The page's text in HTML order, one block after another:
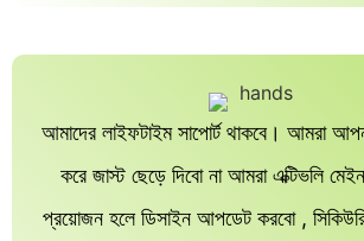
আমাদের লাইফটাইম সাপোর্ট থাকবে। আমরা
করে জাস্ট ছেড়ে দিবো না আমরা এক্টিভলি
প্রয়োজন হলে ডিসাইন আপডেট করবো ,